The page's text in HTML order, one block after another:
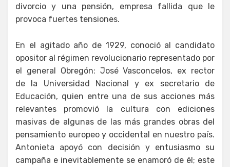
divorcio y una pensión, empresa fallida que le
provoca fuertes tensiones.
En el agitado año de 1929, conoció al candidato
opositor al régimen revolucionario representado por
el general Obregón: José Vasconcelos, ex rector
de la Universidad Nacional y ex secretario de
Educación, quien entre una de sus acciones más
relevantes promovió la cultura con ediciones
masivas de algunas de las más grandes obras del
pensamiento europeo y occidental en nuestro país.
Antonieta apoyó con decisión y entusiasmo su
campaña e inevitablemente se enamoró de él; este